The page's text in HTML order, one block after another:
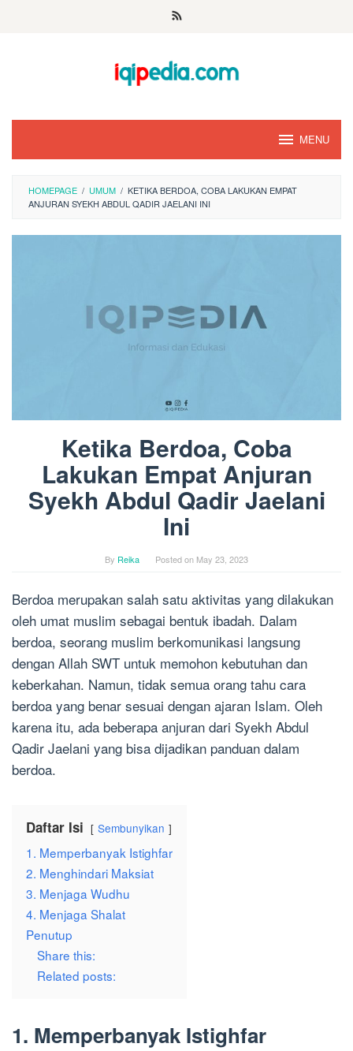
MENU
HOMEPAGE / UMUM / KETIKA BERDOA, COBA LAKUKAN EMPAT
ANJURAN SYEKH ABDUL QADIR JAELANI INI
Ketika Berdoa, Coba
Lakukan Empat Anjuran
Syekh Abdul Qadir Jaelani
Ini
By Reika Posted on May 23, 2023
Berdoa merupakan salah satu aktivitas yang dilakukan
oleh umat muslim sebagai bentuk ibadah. Dalam
berdoa, seorang muslim berkomunikasi langsung
dengan Allah SWT untuk memohon kebutuhan dan
keberkahan. Namun, tidak semua orang tahu cara
berdoa yang benar sesuai dengan ajaran Islam. Oleh
karena itu, ada beberapa anjuran dari Syekh Abdul
Qadir Jaelani yang bisa dijadikan panduan dalam
berdoa.
Daftar Isi Sembunyikan
1. Memperbanyak Istighfar
2. Menghindari Maksiat
3. Menjaga Wudhu
4. Menjaga Shalat
Penutup
Share this:
Related posts:
1. Memperbanyak Istighfar